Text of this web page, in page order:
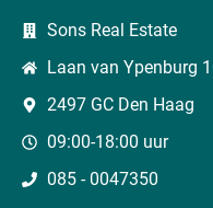
Sons Real Estate
Laan van Ypenburg
2497 GC Den Haag
09:00-18:00 uur
085 - 0047350